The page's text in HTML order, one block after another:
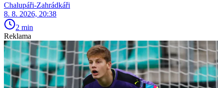
Chalupáři-Zahrádkáři
8. 8. 2026, 20:38
2 min
Reklama